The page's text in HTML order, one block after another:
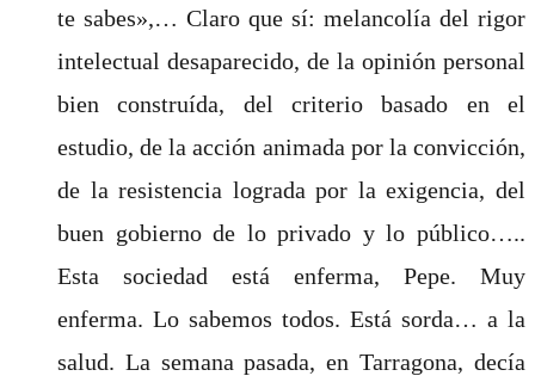
te sabes»,… Claro que sí: melancolía del rigor
intelectual desaparecido, de la opinión personal
bien construída, del criterio basado en el
estudio, de la acción animada por la convicción,
de la resistencia lograda por la exigencia, del
buen gobierno de lo privado y lo público…..
Esta sociedad está enferma, Pepe. Muy
enferma. Lo sabemos todos. Está sorda… a la
salud. La semana pasada, en Tarragona, decía